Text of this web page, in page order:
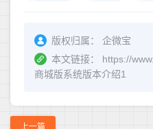
版权归属：
企微宝
本文链接：
https://
商城版系统版本介绍1
上一篇